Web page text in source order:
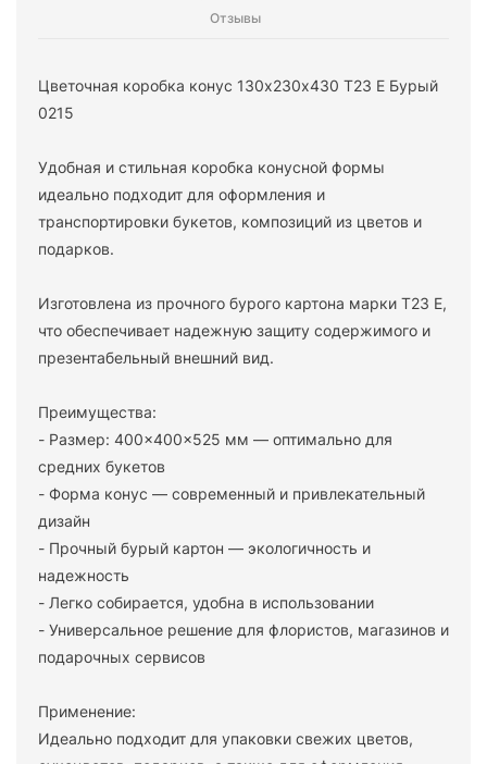
Отзывы
Цветочная коробка конус 130х230х430 Т23 E Бурый
0215
Удобная и стильная коробка конусной формы
идеально подходит для оформления и
транспортировки букетов, композиций из цветов и
подарков.
Изготовлена из прочного бурого картона марки Т23 E,
что обеспечивает надежную защиту содержимого и
презентабельный внешний вид.
Преимущества:
- Размер: 400×400×525 мм — оптимально для
средних букетов
- Форма конус — современный и привлекательный
дизайн
- Прочный бурый картон — экологичность и
надежность
- Легко собирается, удобна в использовании
- Универсальное решение для флористов, магазинов и
подарочных сервисов
Применение:
Идеально подходит для упаковки свежих цветов,